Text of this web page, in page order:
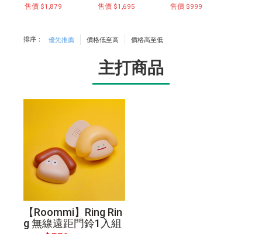
售價 $1,879 售價 $1,695
鈴2入組
售價 $999
排序： 優先推薦 價格低至高 價格高至低
主打商品
【Roommi】Ring Rin
g 無線遠距門鈴1入組